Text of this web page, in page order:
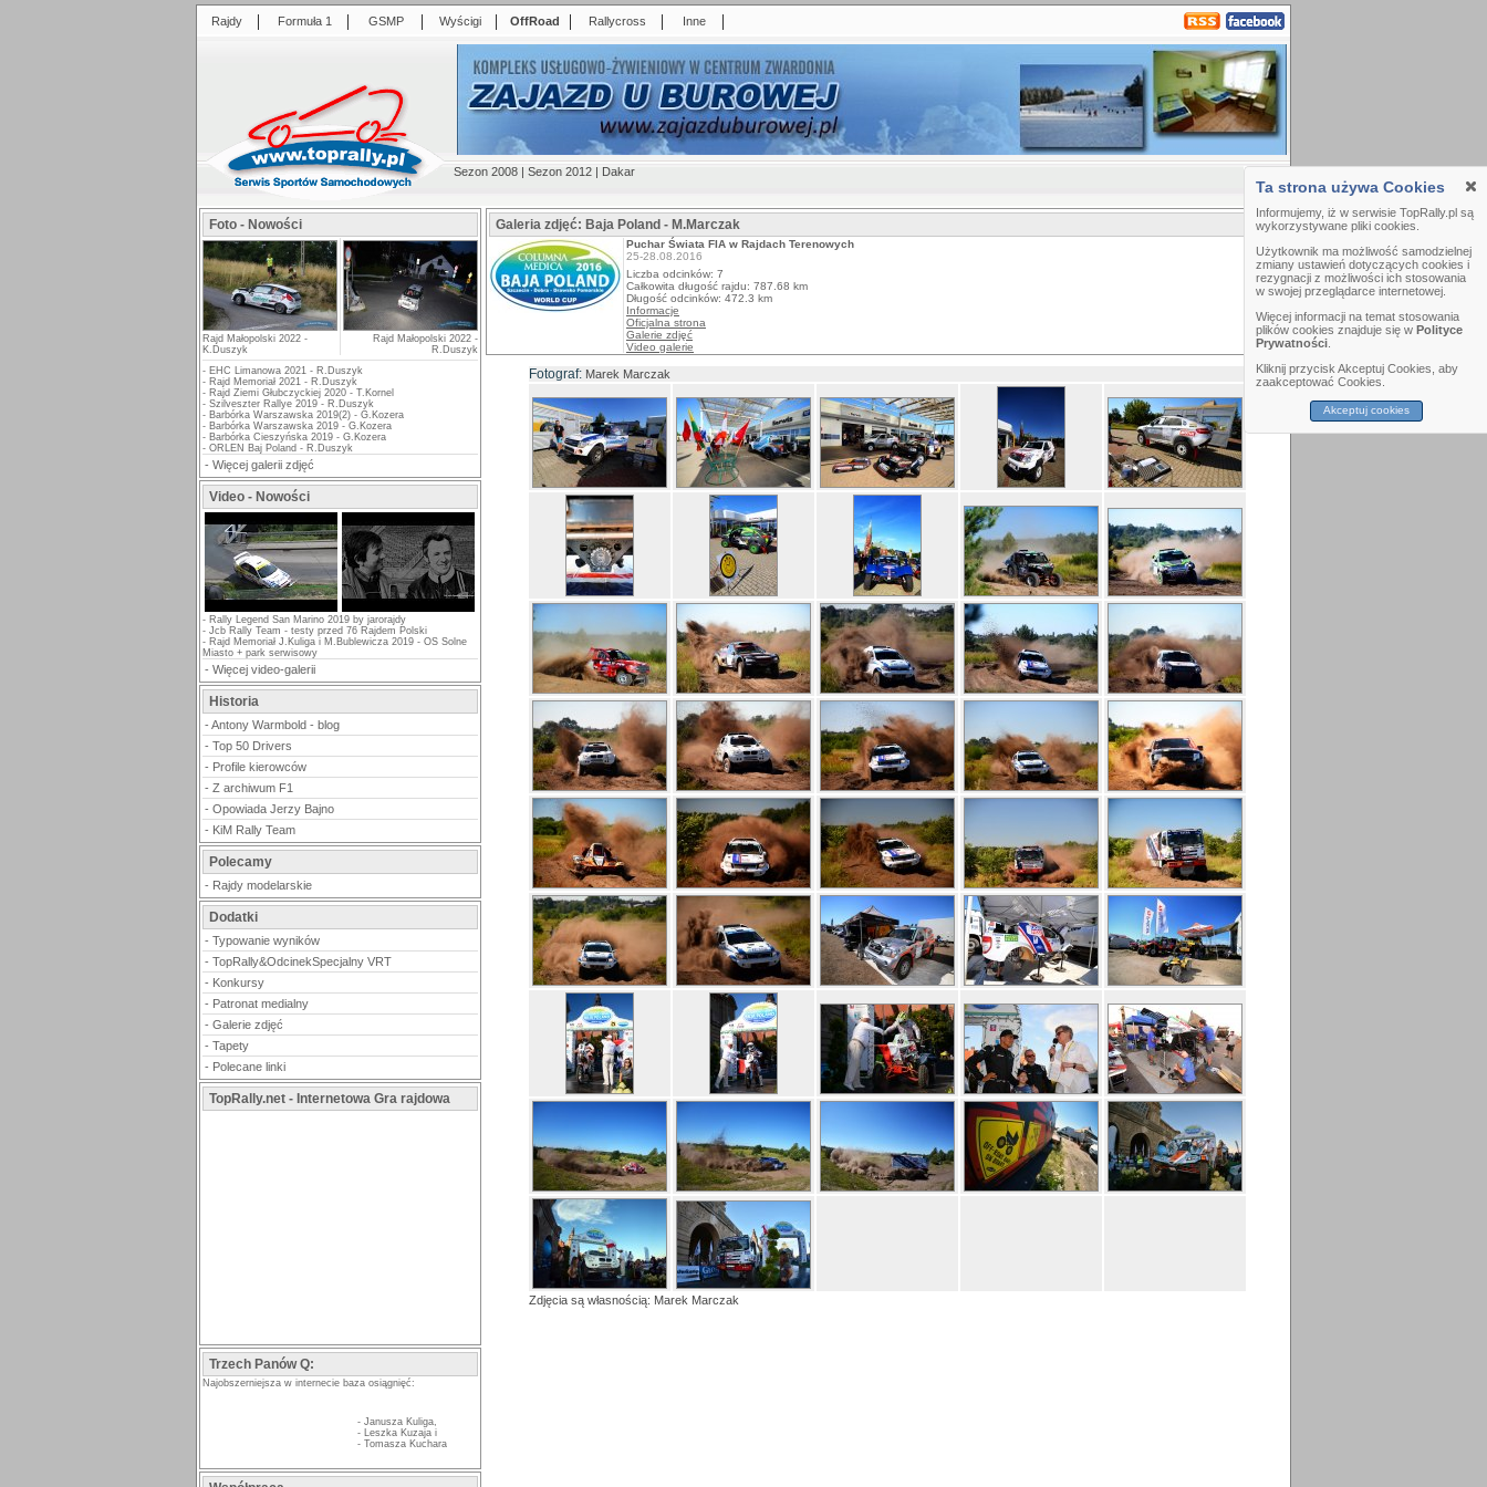
Rajdy | Formuła 1 | GSMP | Wyścigi | OffRoad | Rallycross | Inne |
Sezon 2008 | Sezon 2012 | Dakar
Foto - Nowości
Rajd Małopolski 2022 -
K.Duszyk
Rajd Małopolski 2022 -
R.Duszyk
- EHC Limanowa 2021 - R.Duszyk
- Rajd Memoriał 2021 - R.Duszyk
- Rajd Ziemi Głubczyckiej 2020 - T.Kornel
- Szilveszter Rallye 2019 - R.Duszyk
- Barbórka Warszawska 2019(2) - G.Kozera
- Barbórka Warszawska 2019 - G.Kozera
- Barbórka Cieszyńska 2019 - G.Kozera
- ORLEN Baj Poland - R.Duszyk
- Więcej galerii zdjęć
Video - Nowości
- Rally Legend San Marino 2019 by jarorajdy
- Jcb Rally Team - testy przed 76 Rajdem Polski
- Rajd Memoriał J.Kuliga i M.Bublewicza 2019 - OS Solne
Miasto + park serwisowy
- Więcej video-galerii
Historia
- Antony Warmbold - blog
- Top 50 Drivers
- Profile kierowców
- Z archiwum F1
- Opowiada Jerzy Bajno
- KiM Rally Team
Polecamy
- Rajdy modelarskie
Dodatki
- Typowanie wyników
- TopRally&OdcinekSpecjalny VRT
- Konkursy
- Patronat medialny
- Galerie zdjęć
- Tapety
- Polecane linki
TopRally.net - Internetowa Gra rajdowa
Trzech Panów Q:
Najobszerniejsza w internecie baza osiągnięć:
- Janusza Kuliga,
- Leszka Kuzaja i
- Tomasza Kuchara
Galeria zdjęć: Baja Poland - M.Marczak
Puchar Świata FIA w Rajdach Terenowych
25-28.08.2016
Liczba odcinków: 7
Całkowita długość rajdu: 787.68 km
Długość odcinków: 472.3 km
Informacje
Oficjalna strona
Galerie zdjęć
Video galerie
Fotograf: Marek Marczak
Zdjęcia są własnością: Marek Marczak
Ta strona używa Cookies
Informujemy, iż w serwisie TopRally.pl są
wykorzystywane pliki cookies.
Użytkownik ma możliwość samodzielnej
zmiany ustawień dotyczących cookies i
rezygnacji z możliwości ich stosowania
w swojej przeglądarce internetowej.
Więcej informacji na temat stosowania
plików cookies znajduje się w Polityce
Prywatności
Kliknij przycisk Akceptuj Cookies, aby
zaakceptować Cookies.
Akceptuj cookies